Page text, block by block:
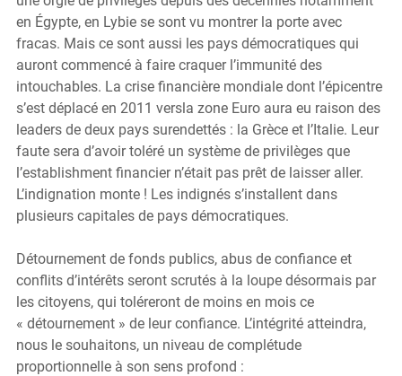
en Égypte, en Lybie se sont vu montrer la porte avec
fracas. Mais ce sont aussi les pays démocratiques qui
auront commencé à faire craquer l’immunité des
intouchables. La crise financière mondiale dont l’épicentre
s’est déplacé en 2011 versla zone Euro aura eu raison des
leaders de deux pays surendettés : la Grèce et l’Italie. Leur
faute sera d’avoir toléré un système de privilèges que
l’establishment financier n’était pas prêt de laisser aller.
L’indignation monte ! Les indignés s’installent dans
plusieurs capitales de pays démocratiques.
Détournement de fonds publics, abus de confiance et
conflits d’intérêts seront scrutés à la loupe désormais par
les citoyens, qui toléreront de moins en mois ce
« détournement » de leur confiance. L’intégrité atteindra,
nous le souhaitons, un niveau de complétude
proportionnelle à son sens profond :